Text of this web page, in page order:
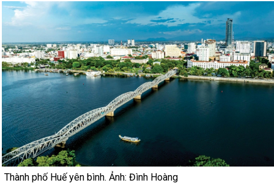
Thành phố Huế yên bình. Ảnh: Đình Hoàng